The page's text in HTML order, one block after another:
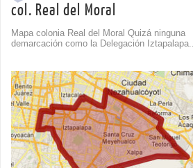
col. Real del Moral
Mapa colonia Real del Moral Quizá ninguna
demarcación como la Delegación Iztapalapa...
0
Comment